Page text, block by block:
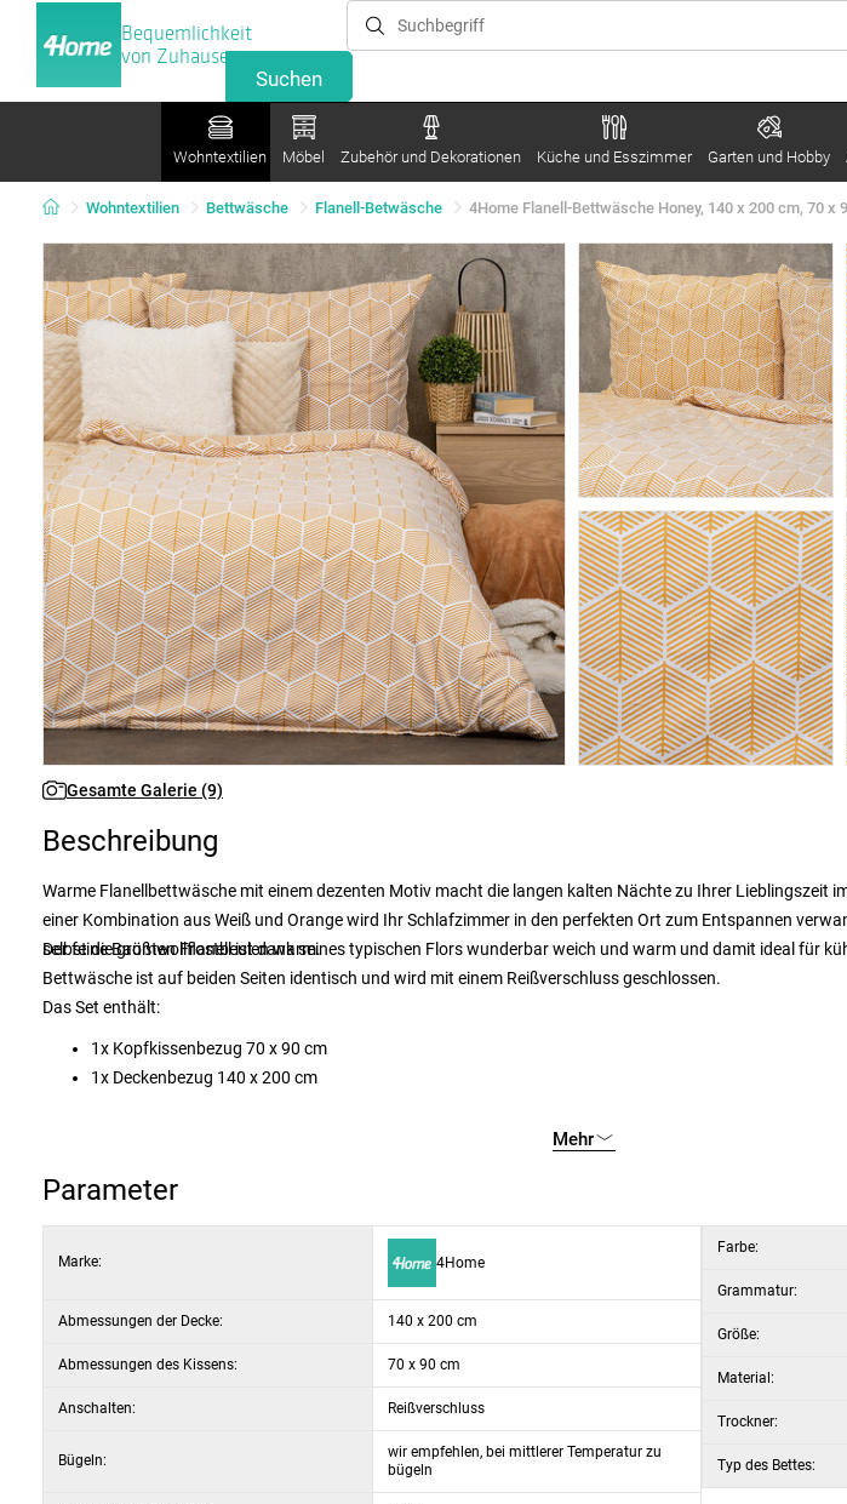
Bequemlichkeit
von Zuhause
Wohntextilien Möbel Zubehör und Dekorationen Küche und Esszimmer Garten und Hobby
Wohntextilien Bettwäsche Flanell-Betwäsche 4Home Flanell-Bettwäsche Honey, 140 x 200 cm, 70 x
Gesamte Galerie (9)
Beschreibung
Warme Flanellbettwäsche mit einem dezenten Motiv macht die langen kalten Nächte zu Ihrer Lieblingszeit
einer Kombination aus Weiß und Orange wird Ihr Schlafzimmer in den perfekten Ort zum Entspannen
selbst die größten Frostbeulen warm.
Der feine Baumwollflanell ist dank seines typischen Flors wunderbar weich und warm und damit ideal für
Bettwäsche ist auf beiden Seiten identisch und wird mit einem Reißverschluss geschlossen.
Das Set enthält:
1x Kopfkissenbezug 70 x 90 cm
1x Deckenbezug 140 x 200 cm
Mehr
Parameter
Marke: 4Home
Abmessungen der Decke: 140 x 200 cm
Abmessungen des Kissens: 70 x 90 cm
Anschalten: Reißverschluss
Bügeln:
wir empfehlen, bei mittlerer Temperatur zu
bügeln
Farbe:
Grammatur:
Größe:
Material:
Trockner:
Typ des Bettes: